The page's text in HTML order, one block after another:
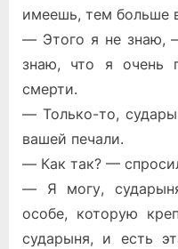
имеешь, тем больше
— Этого я не знаю,
знаю, что я очень
смерти.
— Только-то,
вашей печали.
— Как так? —
— Я могу,
особе, которую
сударыня, и есть